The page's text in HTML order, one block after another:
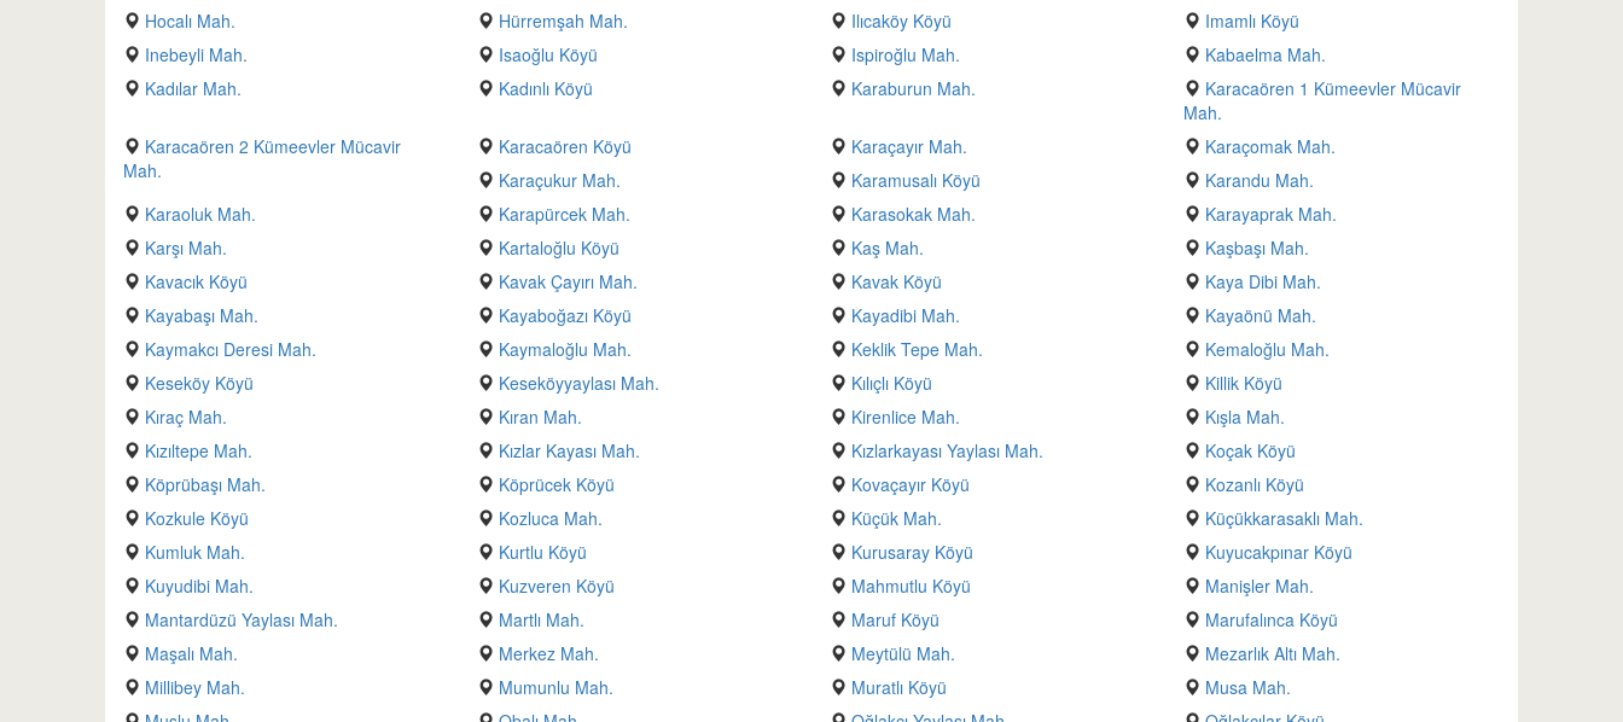
Hocalı Mah.
Hürremşah Mah. Ilıcaköy Köyü
Imamlı Köyü
Inebeyli Mah.
Isaoğlu Köyü Ispiroğlu Mah.
Kabaelma Mah.
Kadılar Mah.
Kadınlı Köyü Karaburun Mah.
Karacaören 1 Kümeevler Mücavir
Mah.
Karacaören 2 Kümeevler Mücavir
Mah.
Karacaören Köyü Karaçayır Mah.
Karaçomak Mah.
Karaçukur Mah.
Karamusalı Köyü
Karandu Mah.
Karaoluk Mah.
Karapürcek Mah. Karasokak Mah.
Karayaprak Mah.
Karşı Mah.
Kartaloğlu Köyü Kaş Mah.
Kaşbaşı Mah.
Kavacık Köyü
Kavak Çayırı Mah. Kavak Köyü
Kaya Dibi Mah.
Kayabaşı Mah.
Kayaboğazı Köyü Kayadibi Mah.
Kayaönü Mah.
Kaymakcı Deresi Mah.
Kaymaloğlu Mah. Keklik Tepe Mah.
Kemaloğlu Mah.
Keseköy Köyü
Keseköyyaylası Mah. Kılıçlı Köyü
Killik Köyü
Kıraç Mah.
Kıran Mah. Kirenlice Mah.
Kışla Mah.
Kızıltepe Mah.
Kızlar Kayası Mah. Kızlarkayası Yaylası Mah.
Koçak Köyü
Köprübaşı Mah.
Köprücek Köyü Kovaçayır Köyü
Kozanlı Köyü
Kozkule Köyü
Kozluca Mah. Küçük Mah.
Küçükkarasaklı Mah.
Kumluk Mah.
Kurtlu Köyü Kurusaray Köyü
Kuyucakpınar Köyü
Kuyudibi Mah.
Kuzveren Köyü Mahmutlu Köyü
Manişler Mah.
Mantardüzü Yaylası Mah.
Martlı Mah. Maruf Köyü
Marufalınca Köyü
Maşalı Mah.
Merkez Mah. Meytülü Mah.
Mezarlık Altı Mah.
Millibey Mah.
Mumunlu Mah. Muratlı Köyü
Musa Mah.